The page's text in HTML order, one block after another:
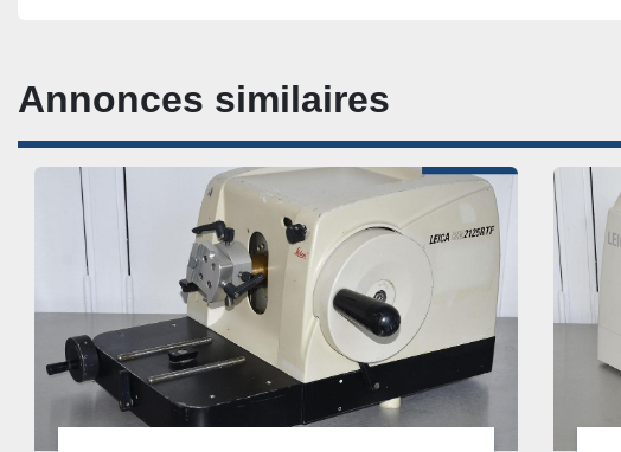
Annonces similaires